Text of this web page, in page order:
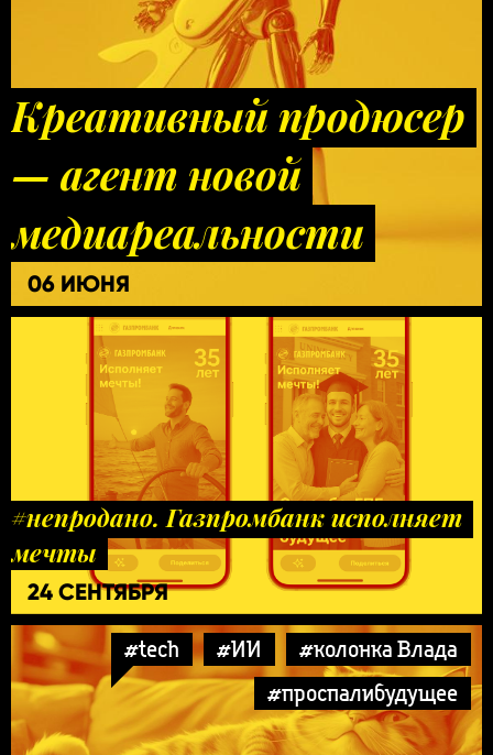
Креативный продюсер
— агент новой
медиареальности
06 ИЮНЯ
#непродано. Газпромбанк исполняет
мечты
24 СЕНТЯБРЯ
#tech #ИИ
#колонка Влада
#проспалибудущее